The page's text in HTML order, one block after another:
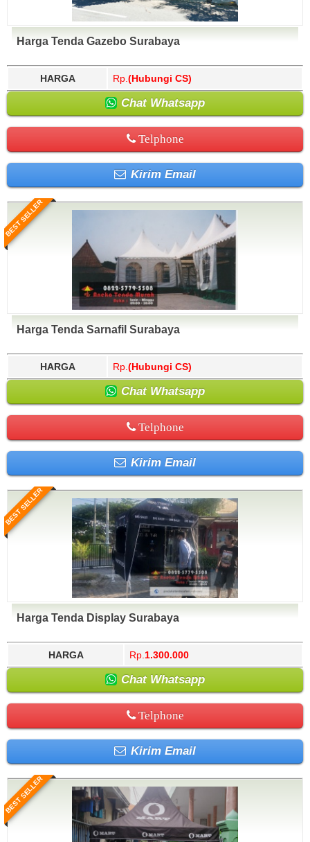
Harga Tenda Gazebo Surabaya
HARGA Rp. (Hubungi CS)
Chat Whatsapp
Telphone
Kirim Email
BEST SELLER
Harga Tenda Sarnafil Surabaya
HARGA Rp. (Hubungi CS)
Chat Whatsapp
Telphone
Kirim Email
BEST SELLER
Harga Tenda Display Surabaya
HARGA Rp. 1.300.000
Chat Whatsapp
Telphone
Kirim Email
BEST SELLER